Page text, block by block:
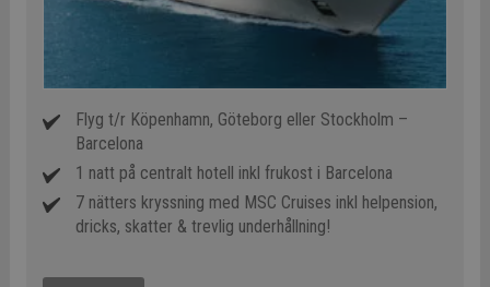
Flyg t/r Köpenhamn, Göteborg eller Stockholm –
Barcelona
1 natt på centralt hotell inkl frukost i Barcelona
7 nätters kryssning med MSC Cruises inkl helpension,
dricks, skatter & trevlig underhållning!